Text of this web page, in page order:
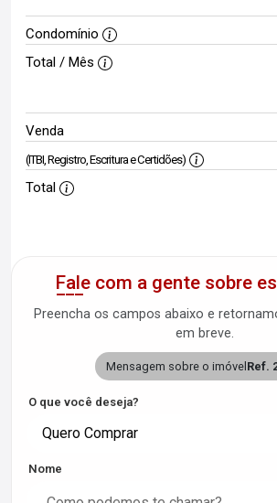
Condomínio
Total / Mês
Venda
(ITBI, Registro, Escritura e Certidões)
Total
Fale com a gente sobre
Preencha os campos abaixo e
em breve.
Mensagem sobre o imóvel Ref.
O que você deseja?
Quero Comprar
Nome